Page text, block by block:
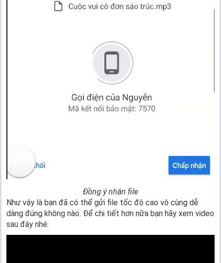
Đồng ý nhận file
Như vậy là bạn đã có thể gửi file tốc độ cao vô cùng dễ
dàng đúng không nào. Để chi tiết hơn nữa bạn hãy xem video
sau đây nhé: